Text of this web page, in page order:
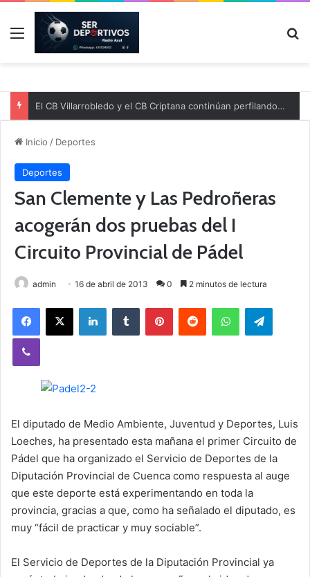
Menú
El CB Villarrobledo y el CB Criptana continúan perfilando sus plantillas
Inicio / Deportes
Deportes
San Clemente y Las Pedroñeras
acogerán dos pruebas del I
Circuito Provincial de Pádel
admin 16 de abril de 2013 0 2 minutos de lectura
El diputado de Medio Ambiente, Juventud y Deportes, Luis
Loeches, ha presentado esta mañana el primer Circuito de
Pádel que ha organizado el Servicio de Deportes de la
Diputación Provincial de Cuenca como respuesta al auge
que este deporte está experimentando en toda la
provincia, gracias a que, como ha señalado el diputado, es
muy “fácil de practicar y muy sociable”.
El Servicio de Deportes de la Diputación Provincial ya